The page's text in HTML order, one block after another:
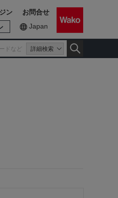
詳細検索
Japan
ン お問合せ